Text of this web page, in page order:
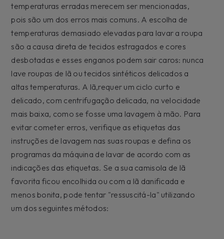
temperaturas erradas merecem ser mencionadas,
pois são um dos erros mais comuns. A escolha de
temperaturas demasiado elevadas para lavar a roupa
são a causa direta de tecidos estragados e cores
desbotadas e esses enganos podem sair caros: nunca
lave roupas de lã ou tecidos sintéticos delicados a
altas temperaturas. A lã,requer um ciclo curto e
delicado, com centrifugação delicada, na velocidade
mais baixa, como se fosse uma lavagem à mão. Para
evitar cometer erros, verifique as etiquetas das
instruções de lavagem nas suas roupas e defina os
programas da máquina de lavar de acordo com as
indicações das etiquetas. Se a sua camisola de lã
favorita ficou encolhida ou com a lã danificada e
menos bonita, pode tentar "ressuscitá-la" utilizando
um dos seguintes métodos: